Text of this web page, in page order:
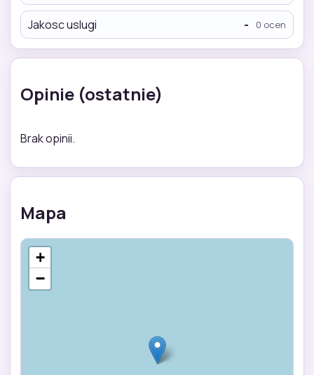
Jakosc uslugi - 0 ocen
Opinie (ostatnie)
Brak opinii.
Mapa
+
−